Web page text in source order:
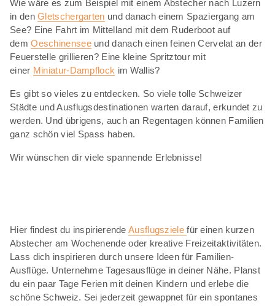
Wie wäre es zum Beispiel mit einem Abstecher nach Luzern
in denGletschergarten und danach einem Spaziergang am
See? Eine Fahrt im Mittelland mit dem Ruderboot auf
demOeschinenseeund danach einen feinen Cervelat an der
Feuerstelle grillieren? Eine kleine Spritztour mit
einer Miniatur-Dampflock im Wallis?
Es gibt so vieles zu entdecken. So viele tolle Schweizer
Städte und Ausflugsdestinationen warten darauf, erkundet zu
werden. Und übrigens, auch an Regentagen können Familien
ganz schön viel Spass haben.
Wir wünschen dir viele spannende Erlebnisse!
Hier findest du inspirierendeAusflugszielefür einen kurzen
Abstecher am Wochenende oder kreative Freizeitaktivitäten.
Lass dich inspirieren durch unsere Ideen für Familien-
Ausflüge. Unternehme Tagesausflüge in deiner Nähe. Planst
du ein paar Tage Ferien mit deinen Kindern und erlebe die
schöne Schweiz. Sei jederzeit gewappnet für ein spontanes